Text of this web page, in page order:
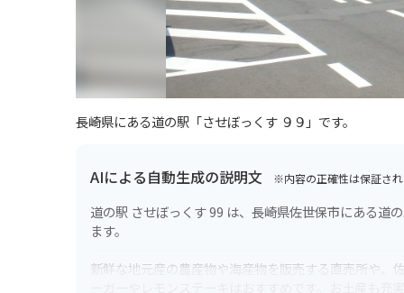
長崎県にある道の駅「させぼっくす ９９」です。
AIによる自動生成の説明文 ※内容の正確性は保証さ
道の駅 させぼっくす 99 は、長崎県佐世保市にある道
ます。
新鮮な地元産の農産物や海産物を販売する直売所や、